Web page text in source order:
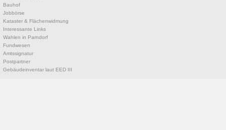
Bauhof
Jobbörse
Kataster & Flächenwidmung
Interessante Links
Wahlen in Parndorf
Fundwesen
Amtssignatur
Postpartner
Gebäudeinventar laut EED III